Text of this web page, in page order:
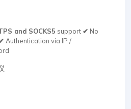
and SOCKS5 support ✔ No
Authentication via IP /